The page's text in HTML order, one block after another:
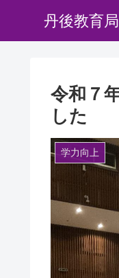
丹後教育局
令和７
した
学力向上